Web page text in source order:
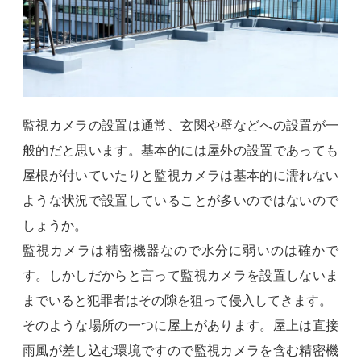
監視カメラの設置は通常、玄関や壁などへの設置が一
般的だと思います。基本的には屋外の設置であっても
屋根が付いていたりと監視カメラは基本的に濡れない
ような状況で設置していることが多いのではないので
しょうか。
監視カメラは精密機器なので水分に弱いのは確かで
す。しかしだからと言って監視カメラを設置しないま
までいると犯罪者はその隙を狙って侵入してきます。
そのような場所の一つに屋上があります。屋上は直接
雨風が差し込む環境ですので監視カメラを含む精密機